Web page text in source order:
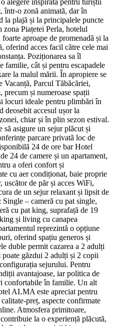
într-o zonă animată, dar în
la plajă și la principalele puncte
zona Piațetei Perla, hotelul
aproape de promenadă și la
oferind acces facil către cele mai
Poziționarea sa îl
familie, cât și pentru escapadele
la malul mării. În apropiere se
Parcul Tăbăcăriei,
și numeroase spații
locuri ideale pentru plimbări în
deosebit accesul ușor la
chiar și în plin sezon estival.
asigure un sejur plăcut și
parcare privată loc de
24 de ore bar Hotel
24 de camere și un apartament,
a oferi confort și
cu aer condiționat, baie proprie
de păr și acces WiFi,
de un sejur relaxant și lipsit de
– cameră cu pat single,
cu pat king, suprafață de 19
și living cu canapea
reprezintă o opțiune
oferind spațiu generos și
duble permit cazarea a 2 adulți
găzdui 2 adulți și 2 copii
sejurului. Pentru
avantajoase, iar politica de
confortabile în familie. Un alt
ALMA este apreciat pentru
preț, aspecte confirmate
Atmosfera primitoare,
la o experiență plăcută,